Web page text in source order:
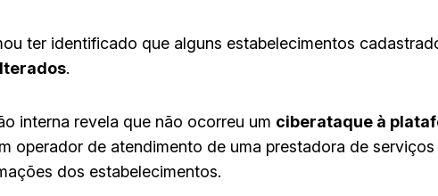
ter identificado que alguns estabelecimentos
.
interna revela que não ocorreu um ciberataque à
operador de atendimento de uma prestadora de serviços
dos estabelecimentos.